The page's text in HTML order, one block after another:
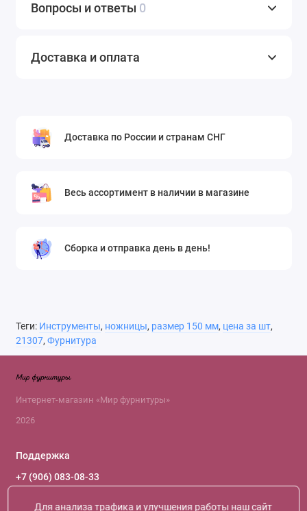
Вопросы и ответы 0
Доставка и оплата
Доставка по России и странам СНГ
Весь ассортимент в наличии в магазине
Сборка и отправка день в день!
Теги: Инструменты, ножницы, размер 150 мм, цена за шт,
21307, Фурнитура
Интернет-магазин «Мир фурнитуры»
2026
Поддержка
+7 (906) 083-08-33
+7 (916) 120-46-09
Для анализа трафика и улучшения работы наш сайт